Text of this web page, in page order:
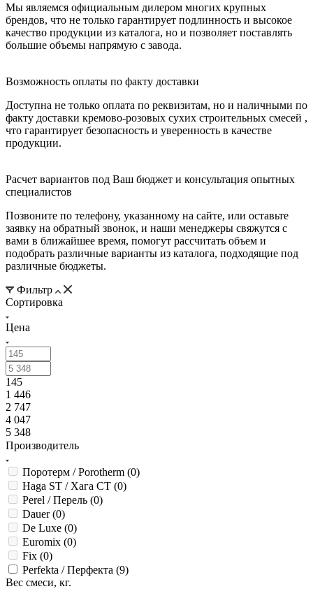
Мы являемся официальным дилером многих крупных
брендов, что не только гарантирует подлинность и высокое
качество продукции из каталога, но и позволяет поставлять
большие объемы напрямую с завода.
Возможность оплаты по факту доставки
Доступна не только оплата по реквизитам, но и наличными по
факту доставки кремово-розовых сухих строительных смесей ,
что гарантирует безопасность и уверенность в качестве
продукции.
Расчет вариантов под Ваш бюджет и консультация опытных
специалистов
Позвоните по телефону, указанному на сайте, или оставьте
заявку на обратный звонок, и наши менеджеры свяжутся с
вами в ближайшее время, помогут рассчитать объем и
подобрать различные варианты из каталога, подходящие под
различные бюджеты.
Фильтр
Сортировка
Цена
145
1 446
2 747
4 047
5 348
Производитель
Поротерм / Porotherm (0)
Haga ST / Хага СТ (0)
Perel / Перель (0)
Dauer (0)
De Luxe (0)
Euromix (0)
Fix (0)
Perfekta / Перфекта (9)
Вес смеси, кг.